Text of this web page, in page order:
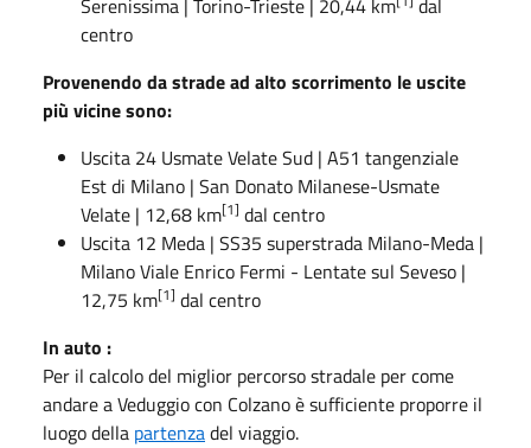
centro
Provenendo da strade ad alto scorrimento le uscite
più vicine sono:
Uscita 24 Usmate Velate Sud | A51 tangenziale
Est di Milano | San Donato Milanese-Usmate
Velate | 12,68 km[1] dal centro
Uscita 12 Meda | SS35 superstrada Milano-Meda |
Milano Viale Enrico Fermi - Lentate sul Seveso |
12,75 km[1] dal centro
In auto :
Per il calcolo del miglior percorso stradale per come
andare a Veduggio con Colzano è sufficiente proporre il
luogo della partenzadel viaggio.